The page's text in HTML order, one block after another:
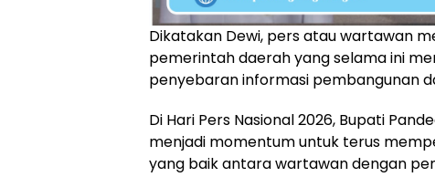
Dikatakan Dewi, pers atau wartawan
pemerintah daerah yang selama ini
penyebaran informasi pembangunan
Di Hari Pers Nasional 2026, Bupati
menjadi momentum untuk terus
yang baik antara wartawan dengan